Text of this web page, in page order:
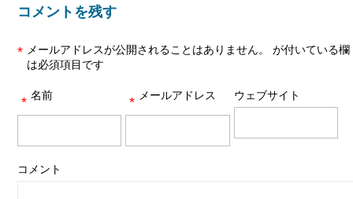
コメントを残す
メールアドレスが公開されることはありません。
*
が付いている欄
は必須項目です
名前
* メールアドレス
* ウェブサイト
コメント